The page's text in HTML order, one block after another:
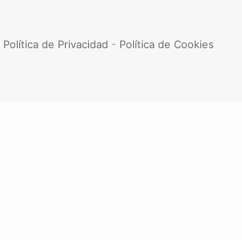
Política de Privacidad - Política de Cookies